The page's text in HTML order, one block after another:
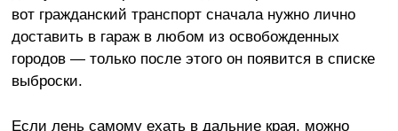
вот гражданский транспорт сначала нужно лично
доставить в гараж в любом из освобожденных
городов — только после этого он появится в списке
выброски.
Если лень самому ехать в дальние края, можно